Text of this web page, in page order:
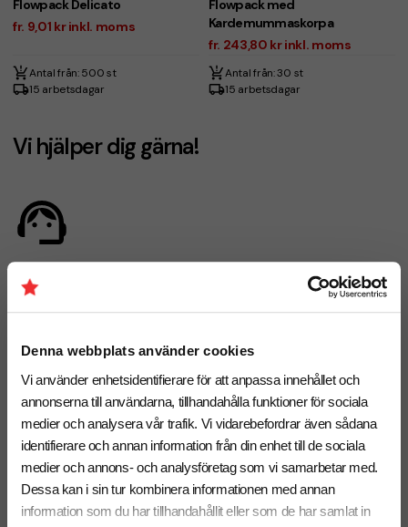
Denna webbplats använder cookies
Vi använder enhetsidentifierare för att anpassa innehållet och
annonserna till användarna, tillhandahålla funktioner för sociala
medier och analysera vår trafik. Vi vidarebefordrar även sådana
identifierare och annan information från din enhet till de sociala
medier och annons- och analysföretag som vi samarbetar med.
Dessa kan i sin tur kombinera informationen med annan
information som du har tillhandahållit eller som de har samlat in
Flowpack Delicato
fr. 9,01 kr inkl. moms
Antal från: 500 st
15 arbetsdagar
Flowpack med
Kardemummaskorpa
fr. 243,80 kr inkl. moms
Antal från: 30 st
15 arbetsdagar
Vi hjälper dig gärna!
Telefon: 019-760 65 00
Mån-fre 08.30 - 17.00
Mejl
info@brandnewprofile.com